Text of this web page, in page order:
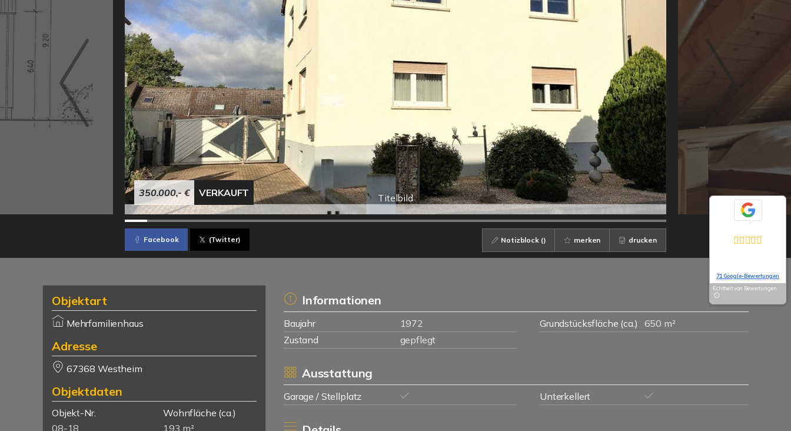
Titelbild
350.000,- € VERKAUFT
Facebook (Twitter) Notizblock () merken drucken
Objektart
Mehrfamilienhaus
Adresse
67368 Westheim
Objektdaten
Objekt-Nr.
08-18
Wohnfläche (ca.)
193 m²
Informationen
Baujahr 1972 Grundstücksfläche (ca.)
650 m²
Zustand
gepflegt
Ausstattung
Garage / Stellplatz Unterkellert
71 Google-Bewertungen
Echtheit von Bewertungen